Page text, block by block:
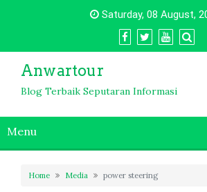
Saturday, 08 August,
Anwartour
Blog Terbaik Seputaran Informasi
Menu
Home Media power steering